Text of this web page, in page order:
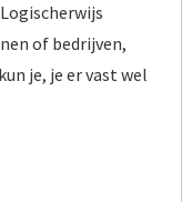
of bedrijven,
je, je er vast wel